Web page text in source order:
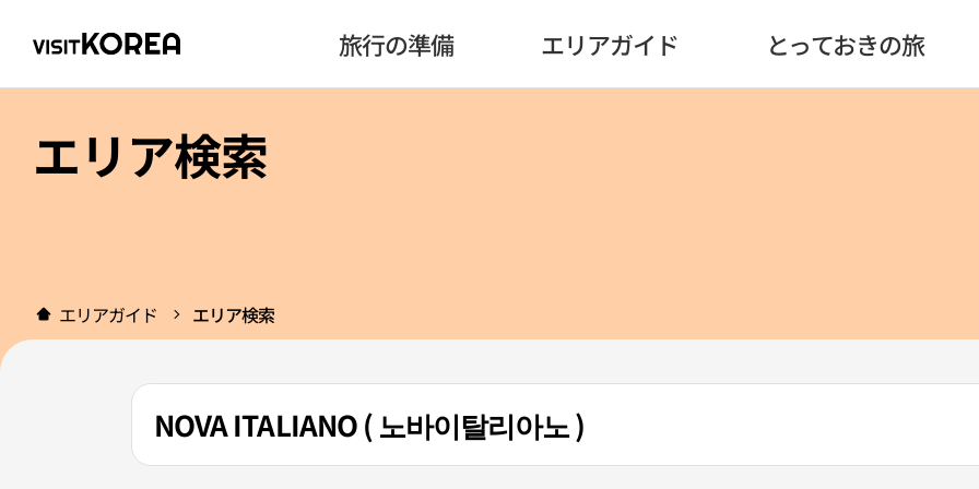
旅行の準備 エリアガイド とっておきの旅
エリア検索
エリアガイド エリア検索
NOVA ITALIANO ( 노바이탈리아노 )